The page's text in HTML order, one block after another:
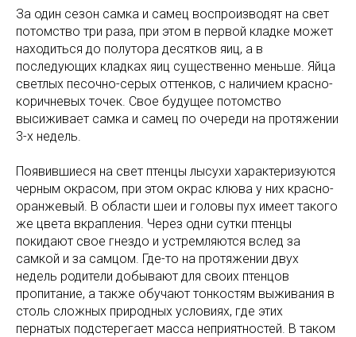
За один сезон самка и самец воспроизводят на свет
потомство три раза, при этом в первой кладке может
находиться до полутора десятков яиц, а в
последующих кладках яиц существенно меньше. Яйца
светлых песочно-серых оттенков, с наличием красно-
коричневых точек. Свое будущее потомство
высиживает самка и самец по очереди на протяжении
3-х недель.
Появившиеся на свет птенцы лысухи характеризуются
черным окрасом, при этом окрас клюва у них красно-
оранжевый. В области шеи и головы пух имеет такого
же цвета вкрапления. Через одни сутки птенцы
покидают свое гнездо и устремляются вслед за
самкой и за самцом. Где-то на протяжении двух
недель родители добывают для своих птенцов
пропитание, а также обучают тонкостям выживания в
столь сложных природных условиях, где этих
пернатых подстерегает масса неприятностей. В таком